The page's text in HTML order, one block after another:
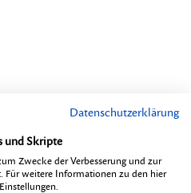
Datenschutzerklärung
und Skripte
Zwecke der Verbesserung und zur
Für weitere Informationen zu den hier